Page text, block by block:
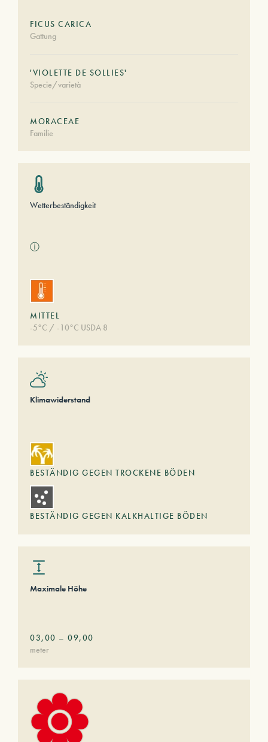
FICUS CARICA
Gattung
'VIOLETTE DE SOLLIES'
Specie/varietà
MORACEAE
Familie
Wetterbeständigkeit
ⓘ
MITTEL
-5°C / -10°C USDA 8
Klimawiderstand
BESTÄNDIG GEGEN TROCKENE BÖDEN
BESTÄNDIG GEGEN KALKHALTIGE BÖDEN
Maximale Höhe
03,00 – 09,00
meter